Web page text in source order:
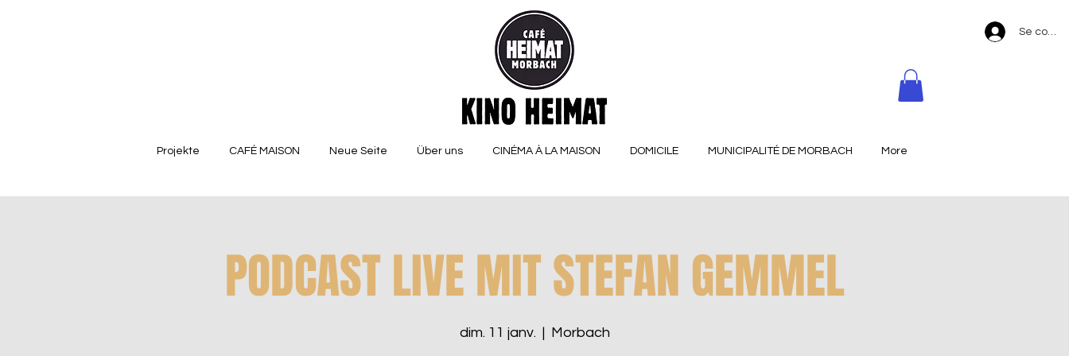
Se
Projekte CAFÉ MAISON Neue Seite Über uns CINÉMA À LA MAISON DOMICILE MUNICIPALITÉ DE MORBACH More
PODCAST LIVE MIT STEFAN GEMMEL
dim. 11 janv.
  |
Morbach